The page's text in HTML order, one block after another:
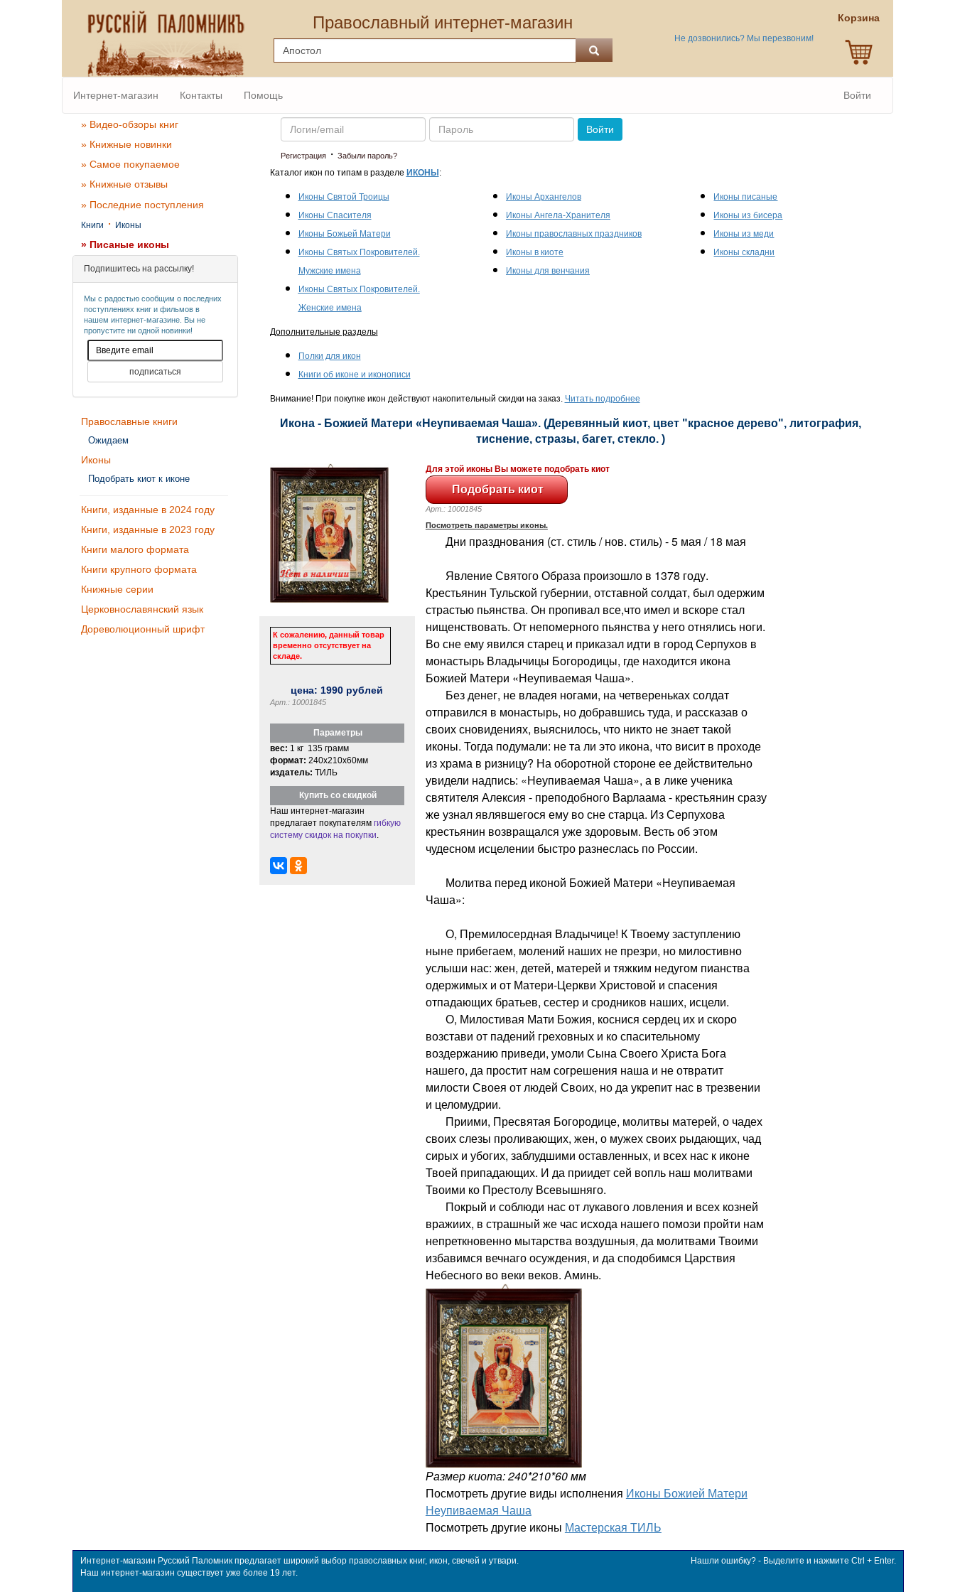
Православный интернет-магазин
Не дозвонились? Мы перезвоним!
Корзина
Интернет-магазин Контакты Помощь Войти
» Видео-обзоры книг
» Книжные новинки
» Самое покупаемое
» Книжные отзывы
» Последние поступления
Книги · Иконы
» Писаные иконы
Подпишитесь на рассылку!
Мы с радостью сообщим о последних
поступлениях книг и фильмов в
нашем интернет-магазине. Вы не
пропустите ни одной новинки!
Православные книги
Ожидаем
Иконы
Подобрать киот к иконе
Книги, изданные в 2024 году
Книги, изданные в 2023 году
Книги малого формата
Книги крупного формата
Книжные серии
Церковнославянский язык
Дореволюционный шрифт
Email Пароль
Войти
Регистрация· Забыли пароль?
Каталог икон по типам в разделе ИКОНЫ :
Иконы Святой Троицы
Иконы Спасителя
Иконы Божьей Матери
Иконы Святых Покровителей.
Мужские имена
Иконы Святых Покровителей.
Женские имена
Иконы Архангелов
Иконы Ангела-Хранителя
Иконы православных праздников
Иконы в киоте
Иконы для венчания
Иконы писаные
Иконы из бисера
Иконы из меди
Иконы складни
Дополнительные разделы
Полки для икон
Книги об иконе и иконописи
Внимание! При покупке икон действуют накопительный скидки на заказ. Читать подробнее
Икона - Божией Матери «Неупиваемая Чаша». (Деревянный киот, цвет "красное дерево", литография,
тиснение, стразы, багет, стекло. )
К сожалению, данный товар
временно отсутствует на
складе.
цена: 1990 рублей
Арт.: 10001845
Параметры
вес: 1 кг 135 грамм
формат: 240x210x60мм
издатель: ТИЛЬ
Купить со скидкой
Наш интернет-магазин
предлагает покупателям гибкую
систему скидок на покупки
Для этой иконы Вы можете подобрать киот
Арт.: 10001845
Посмотреть параметры иконы.
Дни празднования (ст. стиль / нов. стиль) - 5 мая / 18 мая
Явление Святого Образа произошло в 1378 году.
Крестьянин Тульской губернии, отставной солдат, был одержим
страстью пьянства. Он пропивал все,что имел и вскоре стал
нищенствовать. От непомерного пьянства у него отнялись ноги.
Во сне ему явился старец и приказал идти в город Серпухов в
монастырь Владычицы Богородицы, где находится икона
Божией Матери «Неупиваемая Чаша».
Без денег, не владея ногами, на четвереньках солдат
отправился в монастырь, но добравшись туда, и рассказав о
своих сновидениях, выяснилось, что никто не знает такой
иконы. Тогда подумали: не та ли это икона, что висит в проходе
из храма в ризницу? На оборотной стороне ее действительно
увидели надпись: «Неупиваемая Чаша», а в лике ученика
святителя Алексия - преподобного Варлаама - крестьянин сразу
же узнал являвшегося ему во сне старца. Из Серпухова
крестьянин возвращался уже здоровым. Весть об этом
чудесном исцелении быстро разнеслась по России.
Молитва перед иконой Божией Матери «Неупиваемая
Чаша»:
О, Премилосердная Владычице! К Твоему заступлению
ныне прибегаем, молений наших не презри, но милостивно
услыши нас: жен, детей, матерей и тяжким недугом пианства
одержимых и от Матери-Церкви Христовой и спасения
отпадающих братьев, сестер и сродников наших, исцели.
О, Милостивая Мати Божия, коснися сердец их и скоро
возстави от падений греховных и ко спасительному
воздержанию приведи, умоли Сына Своего Христа Бога
нашего, да простит нам согрешения наша и не отвратит
милости Своея от людей Своих, но да укрепит нас в трезвении
и целомудрии.
Приими, Пресвятая Богородице, молитвы матерей, о чадех
своих слезы проливающих, жен, о мужех своих рыдающих, чад
сирых и убогих, заблудшими оставленных, и всех нас к иконе
Твоей припадающих. И да приидет сей вопль наш молитвами
Твоими ко Престолу Всевышняго.
Покрый и соблюди нас от лукавого ловления и всех козней
вражиих, в страшный же час исхода нашего помози пройти нам
непреткновенно мытарства воздушныя, да молитвами Твоими
избавимся вечнаго осуждения, и да сподобимся Царствия
Небесного во веки веков. Аминь.
Размер киота: 240*210*60 мм
Посмотреть другие виды исполнения Иконы Божией Матери
Неупиваемая Чаша
Посмотреть другие иконы Мастерская ТИЛЬ
Интернет-магазин Русский Паломник предлагает широкий выбор православных книг, икон, свечей и утвари.
Наш интернет-магазин существует уже более 19 лет.
Нашли ошибку? - Выделите и нажмите Ctrl + Enter.